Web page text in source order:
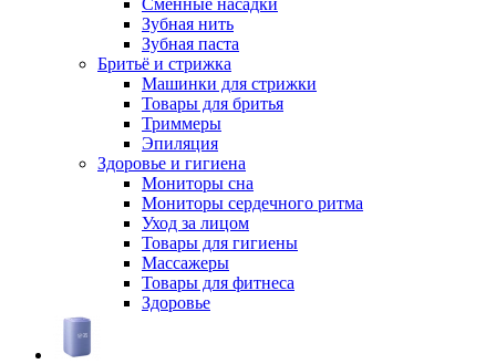
Сменные насадки
Зубная нить
Зубная паста
Бритьё и стрижка
Машинки для стрижки
Товары для бритья
Триммеры
Эпиляция
Здоровье и гигиена
Мониторы сна
Мониторы сердечного ритма
Уход за лицом
Товары для гигиены
Массажеры
Товары для фитнеса
Здоровье